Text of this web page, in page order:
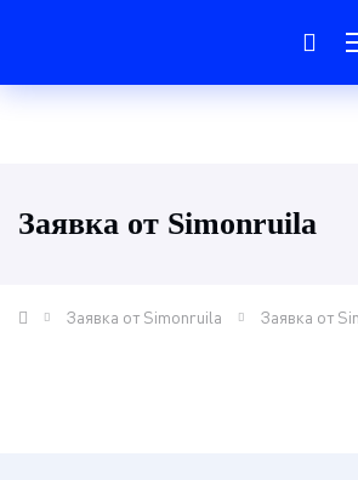
Заявка от Simonruila
Заявка от Simonruila Заявка от